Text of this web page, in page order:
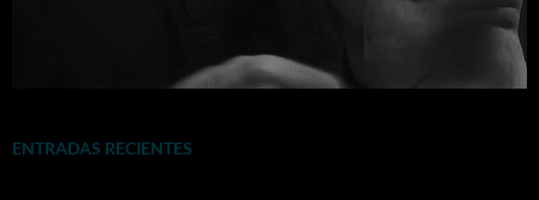
ENTRADAS RECIENTES